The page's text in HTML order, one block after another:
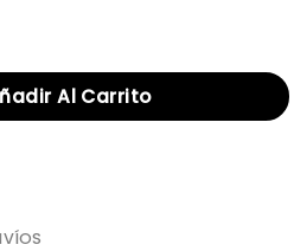
Al Carrito